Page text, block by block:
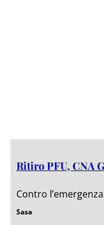
Ritiro PFU, CNA
Contro
Sasa